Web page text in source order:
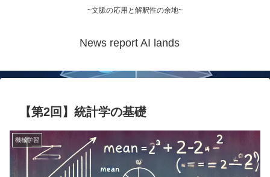
~文脈の応用と解釈性の余地~
News report AI lands
【第2回】統計学の基礎
機械学習